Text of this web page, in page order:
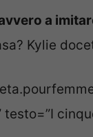
a
Kylie